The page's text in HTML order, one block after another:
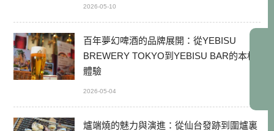
2026-05-10
百年夢幻啤酒的品牌展開：從YEBISU
BREWERY TOKYO到YEBISU BAR的本格
體驗
2026-05-04
爐端燒的魅力與演進：從仙台發跡到圍爐裏